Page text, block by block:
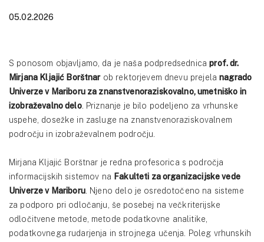
05.02.2026
S ponosom objavljamo, da je naša podpredsednicaprof. dr.
Mirjana Kljajić Borštnarob rektorjevem dnevu prejelanagrado
Univerze v Mariboru za znanstvenoraziskovalno, umetniško in
izobraževalno delo. Priznanje je bilo podeljeno za vrhunske
uspehe, dosežke in zasluge na znanstvenoraziskovalnem
področju in izobraževalnem področju.
Mirjana Kljajić Borštnar je redna profesorica s področja
informacijskih sistemov na Fakulteti za organizacijske vede
Univerze v Mariboru. Njeno delo je osredotočeno na sisteme
za podporo pri odločanju, še posebej na večkriterijske
odločitvene metode, metode podatkovne analitike,
podatkovnega rudarjenja in strojnega učenja. Poleg vrhunskih